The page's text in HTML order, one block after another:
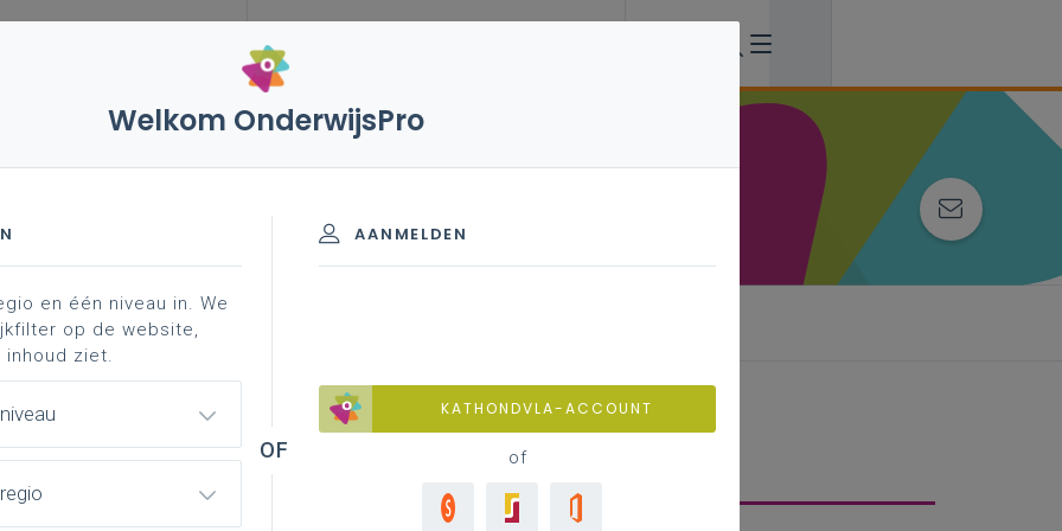
vakken en leerplannen 3de graad
finaliteit
achtergrond
afgewerkte versie van het leerplan
Welkom OnderwijsPro
AANMELDEN
KATHONDVLA-ACCOUNT
of
en één niveau in. We
op de website,
ziet.